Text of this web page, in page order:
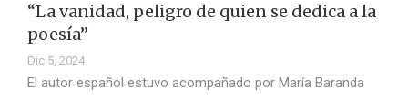
“La vanidad, peligro de quien se dedica a la
poesía”
Dic 5, 2024
El autor español estuvo acompañado por María Baranda